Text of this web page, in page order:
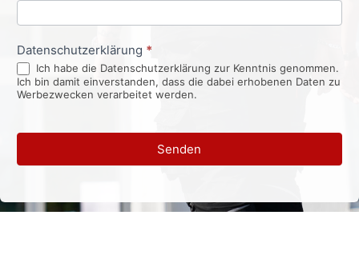
Datenschutzerklärung *
Ich habe die Datenschutzerklärung zur Kenntnis genommen.
Ich bin damit einverstanden, dass die dabei erhobenen Daten zu
Werbezwecken verarbeitet werden.
Senden